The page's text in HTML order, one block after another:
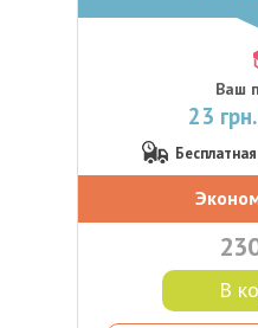
Ваш
23
В